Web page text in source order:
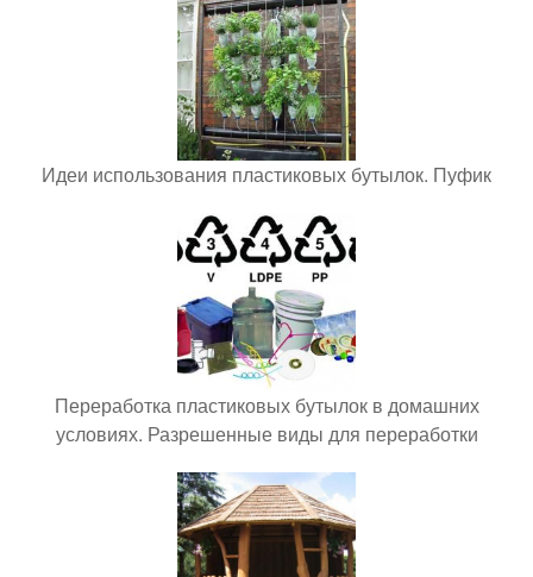
Идеи использования пластиковых бутылок. Пуфик
Переработка пластиковых бутылок в домашних
условиях. Разрешенные виды для переработки